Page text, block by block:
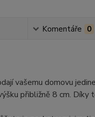
Komentáře 0
vašemu domovu
přibližně 8 cm. Díky